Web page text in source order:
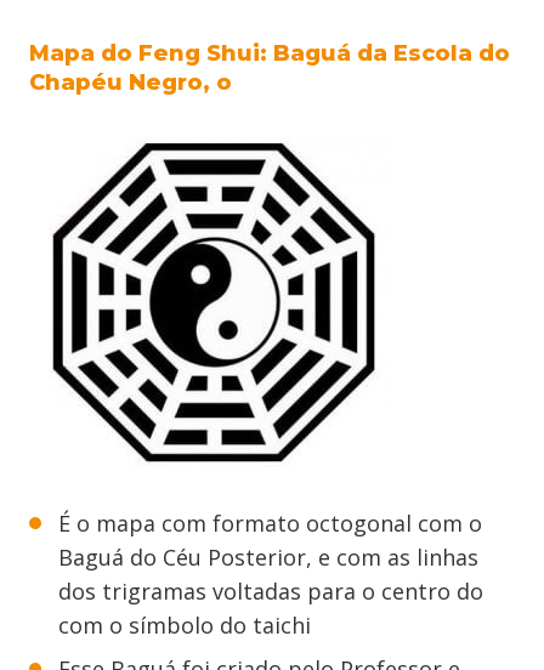
Mapa do Feng Shui: Baguá da Escola do
Chapéu Negro, o
É o mapa com formato octogonal com o
Baguá do Céu Posterior, e com as linhas
dos trigramas voltadas para o centro do
com o símbolo do taichi